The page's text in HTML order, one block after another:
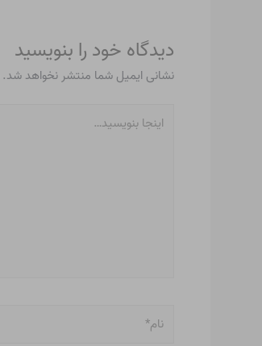
دیدگاه‌ خود را بنویسید
نشانی ایمیل شما منتشر نخواهد شد.
بنویسید…